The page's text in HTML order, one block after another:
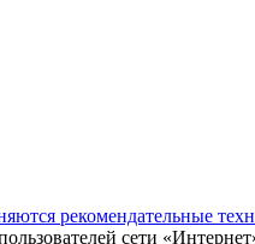
рекомендательные
сети